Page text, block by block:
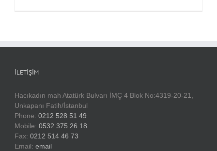
İLETIŞIM
Hacıkadın mah Atatürk Bulvarı İMÇ 4 Blok No:4319-20-21,
Unkapanı Fatih/İstanbul
Phone: 0212 528 51 49
Mobile: 0532 375 26 18
Fax: 0212 514 46 73
Email: email